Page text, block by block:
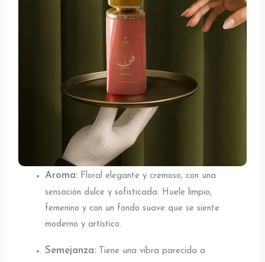
Aroma: Floral elegante y cremoso, con una
sensación dulce y sofisticada. Huele limpio,
femenino y con un fondo suave que se siente
moderno y artístico.
Semejanza: Tiene una vibra parecida a